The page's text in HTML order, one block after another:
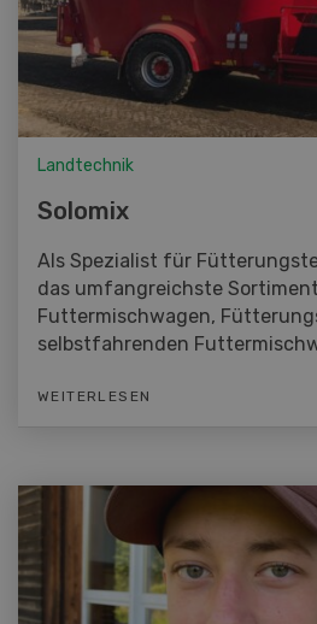
Landtechnik
Solomix
Als Spezialist für
das umfangreichste
Futtermischwagen,
selbstfahrenden
WEITERLESEN